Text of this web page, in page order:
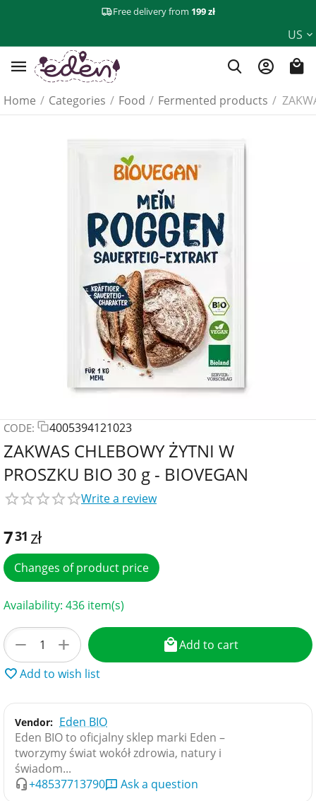
Free delivery from 199 zł
US
Home / Categories / Food / Fermented products /
CODE: 4005394121023
ZAKWAS CHLEBOWY ŻYTNI W
PROSZKU BIO 30 g - BIOVEGAN
Write a review
731 zł
Changes of product price
Availability: 436 item(s)
+
−
Add to cart
Add to wish list
Vendor: Eden BIO
Eden BIO to oficjalny sklep marki Eden –
tworzymy świat wokół zdrowia, natury i
świadom...
+48537713790
Ask a question